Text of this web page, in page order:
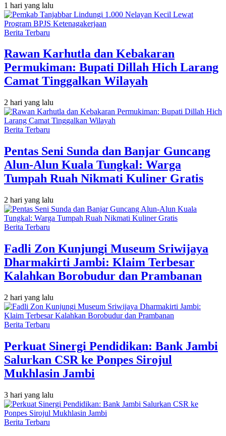
1 hari yang lalu
Berita Terbaru
Rawan Karhutla dan Kebakaran
Permukiman: Bupati Dillah Hich Larang
Camat Tinggalkan Wilayah
2 hari yang lalu
Berita Terbaru
Pentas Seni Sunda dan Banjar Guncang
Alun-Alun Kuala Tungkal: Warga
Tumpah Ruah Nikmati Kuliner Gratis
2 hari yang lalu
Berita Terbaru
Fadli Zon Kunjungi Museum Sriwijaya
Dharmakirti Jambi: Klaim Terbesar
Kalahkan Borobudur dan Prambanan
2 hari yang lalu
Berita Terbaru
Perkuat Sinergi Pendidikan: Bank Jambi
Salurkan CSR ke Ponpes Sirojul
Mukhlasin Jambi
3 hari yang lalu
Berita Terbaru